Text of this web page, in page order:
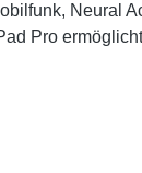
Neural
Pro